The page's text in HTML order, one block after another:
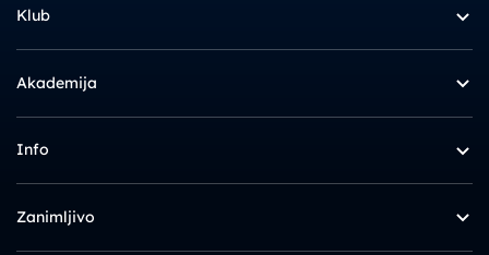
Klub
Akademija
Info
Zanimljivo